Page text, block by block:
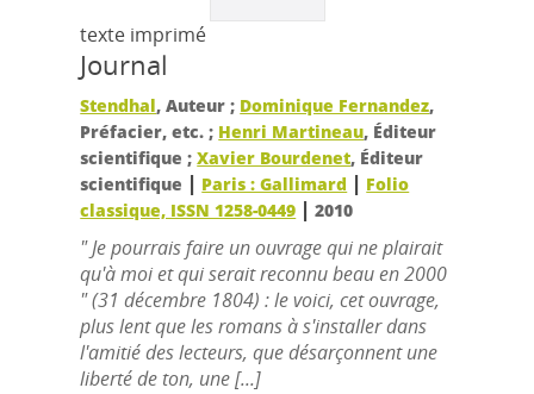
texte imprimé
Journal
Stendhal, Auteur ; Dominique Fernandez,
Préfacier, etc. ; Henri Martineau, Éditeur
scientifique ;Xavier Bourdenet, Éditeur
scientifique | Paris : Gallimard | Folio
classique, ISSN 1258-0449 |2010
" Je pourrais faire un ouvrage qui ne plairait
qu'à moi et qui serait reconnu beau en 2000
" (31 décembre 1804) : le voici, cet ouvrage,
plus lent que les romans à s'installer dans
l'amitié des lecteurs, que désarçonnent une
liberté de ton, une [...]